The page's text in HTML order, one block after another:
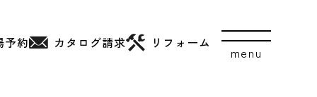
予約 カタログ請求 リフォーム